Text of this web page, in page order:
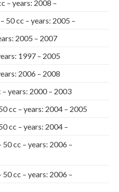
– years: 2008 –
50 cc – years: 2005 –
2005 – 2007
1997 – 2005
2006 – 2008
years: 2000 – 2003
cc – years: 2004 – 2005
cc – years: 2004 –
cc – years: 2006 –
cc – years: 2006 –